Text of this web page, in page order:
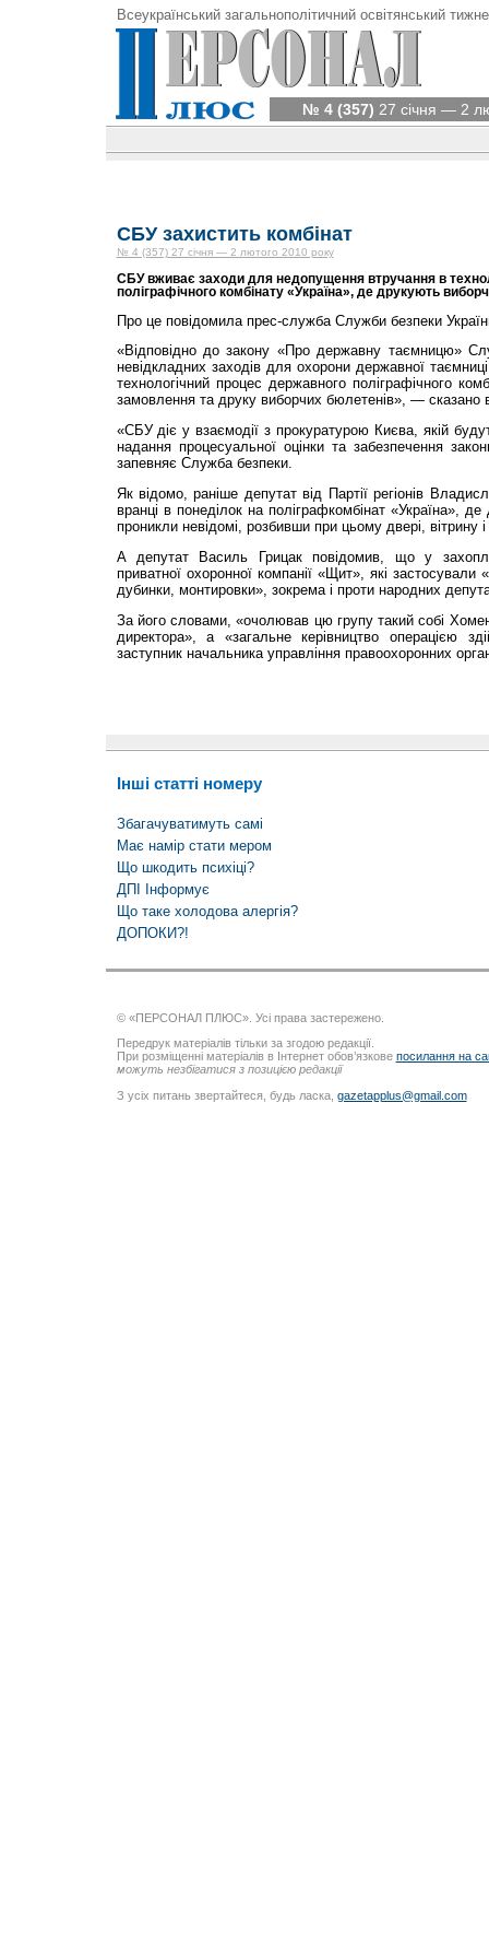
Всеукраїнський загальнополітичний освітянський
№ 4 (357) 27 січня — 2
СБУ захистить комбінат
№ 4 (357) 27 січня — 2 лютого 2010 року
СБУ вживає заходи для недопущення втручання в
поліграфічного комбінату «Україна», де друкують
Про це повідомила прес-служба Служби безпеки
«Відповідно до закону «Про державну таємницю»
невідкладних заходів для охорони державної
технологічний процес державного поліграфічного
замовлення та друку виборчих бюлетенів», — сказано
«СБУ діє у взаємодії з прокуратурою Києва, якій
надання процесуальної оцінки та забезпечення
запевняє Служба безпеки.
Як відомо, раніше депутат від Партії регіонів
вранці в понеділок на поліграфкомбінат «Україна»,
проникли невідомі, розбивши при цьому двері, вітрину
А депутат Василь Грицак повідомив, що у
приватної охоронної компанії «Щит», які застосували
дубинки, монтировки», зокрема і проти народних
За його словами, «очолював цю групу такий собі
директора», а «загальне керівництво операцією
заступник начальника управління правоохоронних
Інші статті номеру
Збагачуватимуть самі
Має намір стати мером
Що шкодить психіці?
ДПІ Інформує
Що таке холодова алергія?
ДОПОКИ?!
© «ПЕРСОНАЛ ПЛЮС». Усі права застережено.
Передрук матеріалів тільки за згодою редакції.
При розміщенні матеріалів в Інтернет обов’язкове посилання на
можуть незбігатися з позицією редакції
З усіх питань звертайтеся, будь ласка, gazetapplus@gmail.com